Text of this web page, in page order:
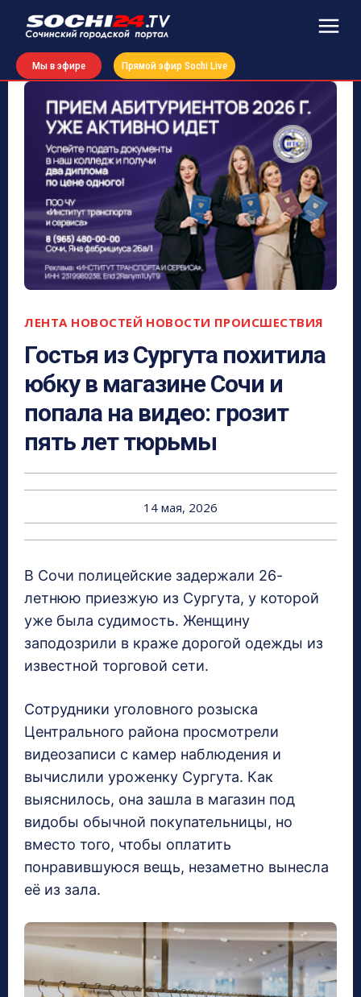
Мы в эфире Прямой эфир Sochi Live
ЛЕНТА НОВОСТЕЙ НОВОСТИ ПРОИСШЕСТВИЯ
Гостья из Сургута похитила
юбку в магазине Сочи и
попала на видео: грозит
пять лет тюрьмы
14 мая, 2026
В Сочи полицейские задержали 26-
летнюю приезжую из Сургута, у которой
уже была судимость. Женщину
заподозрили в краже дорогой одежды из
известной торговой сети.
Сотрудники уголовного розыска
Центрального района просмотрели
видеозаписи с камер наблюдения и
вычислили уроженку Сургута. Как
выяснилось, она зашла в магазин под
видобы обычной покупательницы, но
вместо того, чтобы оплатить
понравившуюся вещь, незаметно вынесла
её из зала.